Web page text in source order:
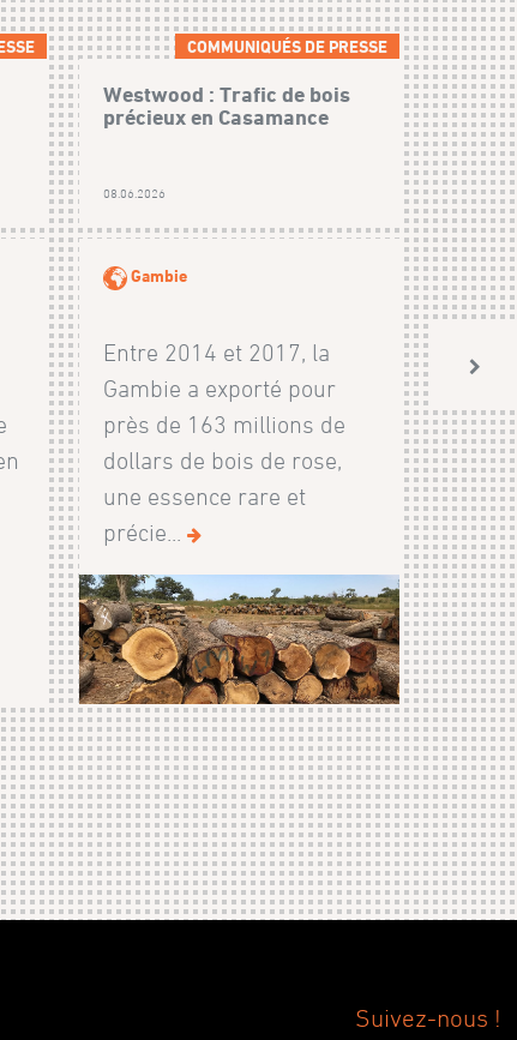
COMMUNIQUÉS DE PRESSE
Westwood : Trafic de bois
précieux en Casamance
08.06.2026
Gambie
Entre 2014 et 2017, la
Gambie a exporté pour
près de 163 millions de
dollars de bois de rose,
une essence rare et
précie...
Suivez-nous !